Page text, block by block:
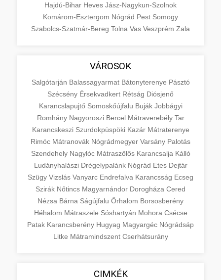
Hajdú-Bihar Heves Jász-Nagykun-Szolnok
Komárom-Esztergom Nógrád Pest Somogy
Szabolcs-Szatmár-Bereg Tolna Vas Veszprém Zala
VÁROSOK
Salgótarján Balassagyarmat Bátonyterenye Pásztó
Szécsény Érsekvadkert Rétság Diósjenő
Karancslapujtő Somoskőújfalu Buják Jobbágyi
Romhány Nagyoroszi Bercel Mátraverebély Tar
Karancskeszi Szurdokpüspöki Kazár Mátraterenye
Rimóc Mátranovák Nógrádmegyer Varsány Palotás
Szendehely Nagylóc Mátraszőlős Karancsalja Kálló
Ludányhalászi Drégelypalánk Nógrád Etes Dejtár
Szügy Vizslás Vanyarc Endrefalva Karancsság Ecseg
Szirák Nőtincs Magyarnándor Dorogháza Cered
Nézsa Bárna Ságújfalu Őrhalom Borsosberény
Héhalom Mátraszele Sóshartyán Mohora Csécse
Patak Karancsberény Hugyag Magyargéc Nógrádsáp
Litke Mátramindszent Cserhátsurány
CIMKÉK